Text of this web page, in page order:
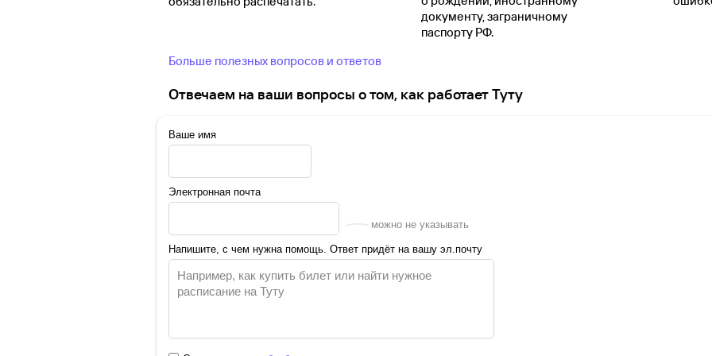
документу, заграничному
паспорту РФ.
Больше полезных вопросов и ответов
Отвечаем на ваши вопросы о том, как работает Туту
Ваше имя
Электронная почта
можно не указывать
Напишите, с чем нужна помощь. Ответ придёт на вашу эл.почту